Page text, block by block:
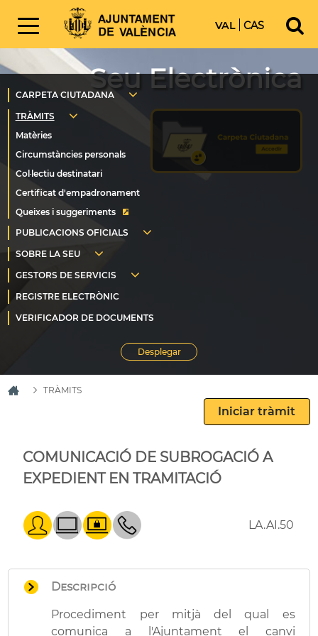
VAL CAS
Seu Electrònica
Queixes i suggeriments
TRÀMITS
COMUNICACIÓ DE SUBROGACIÓ A
EXPEDIENT EN TRAMITACIÓ
LA.AI.50
Descripció
Procediment per mitjà del qual es
comunica a l'Ajuntament el canvi